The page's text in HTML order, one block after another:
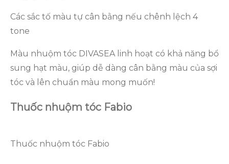
Các sắc tố màu tự cân bằng nếu chênh lệch 4
tone
Màu nhuộm tóc DIVASEA linh hoạt có khả năng bổ
sung hạt màu, giúp dễ dàng cân bằng màu của sợi
tóc và lên chuẩn màu mong muốn!
Thuốc nhuộm tóc Fabio
Thuốc nhuộm tóc Fabio